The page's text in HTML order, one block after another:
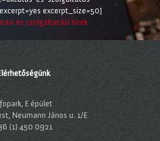
excerpt_size=50]
és szolgáltatási hírek
E épület
Neumann János u. 1/E
(1) 450 0921